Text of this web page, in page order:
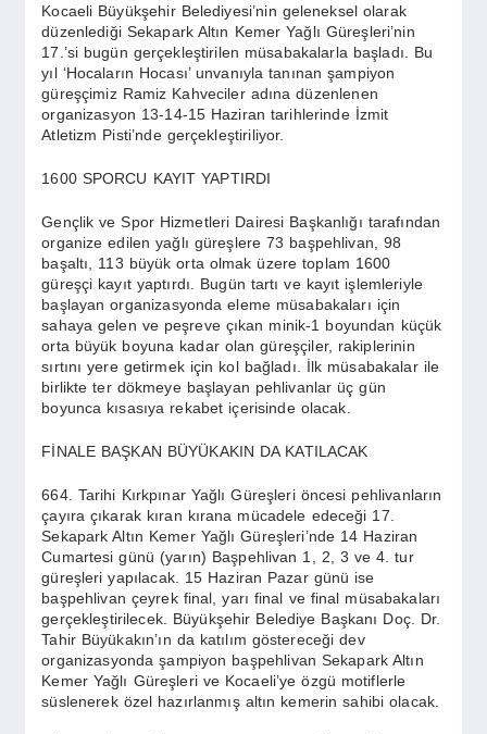
SPOR
YAŞAM
Kocaeli Büyükşehir Belediyesi’nin geleneksel olarak
düzenlediği Sekapark Altın Kemer Yağlı Güreşleri’nin
17.’si bugün gerçekleştirilen müsabakalarla başladı. Bu
yıl ‘Hocaların Hocası’ unvanıyla tanınan şampiyon
güreşçimiz Ramiz Kahveciler adına düzenlenen
organizasyon 13-14-15 Haziran tarihlerinde İzmit
Atletizm Pisti’nde gerçekleştiriliyor.
1600 SPORCU KAYIT YAPTIRDI
Gençlik ve Spor Hizmetleri Dairesi Başkanlığı tarafından
organize edilen yağlı güreşlere 73 başpehlivan, 98
başaltı, 113 büyük orta olmak üzere toplam 1600
güreşçi kayıt yaptırdı. Bugün tartı ve kayıt işlemleriyle
başlayan organizasyonda eleme müsabakaları için
sahaya gelen ve peşreve çıkan minik-1 boyundan küçük
orta büyük boyuna kadar olan güreşçiler, rakiplerinin
sırtını yere getirmek için kol bağladı. İlk müsabakalar ile
birlikte ter dökmeye başlayan pehlivanlar üç gün
boyunca kısasıya rekabet içerisinde olacak.
FİNALE BAŞKAN BÜYÜKAKIN DA KATILACAK
664. Tarihi Kırkpınar Yağlı Güreşleri öncesi pehlivanların
çayıra çıkarak kıran kırana mücadele edeceği 17.
Sekapark Altın Kemer Yağlı Güreşleri’nde 14 Haziran
Cumartesi günü (yarın) Başpehlivan 1, 2, 3 ve 4. tur
güreşleri yapılacak. 15 Haziran Pazar günü ise
başpehlivan çeyrek final, yarı final ve final müsabakaları
gerçekleştirilecek. Büyükşehir Belediye Başkanı Doç. Dr.
Tahir Büyükakın’ın da katılım göstereceği dev
organizasyonda şampiyon başpehlivan Sekapark Altın
Kemer Yağlı Güreşleri ve Kocaeli’ye özgü motiflerle
süslenerek özel hazırlanmış altın kemerin sahibi olacak.